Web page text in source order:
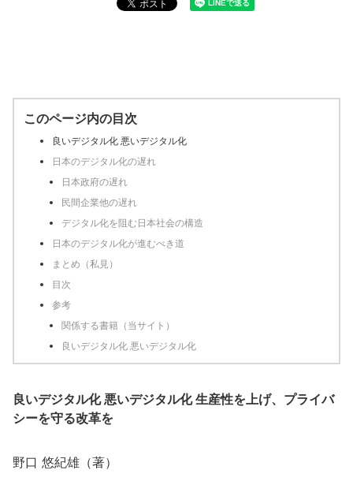
このページ内の目次
良いデジタル化 悪いデジタル化
日本のデジタル化の遅れ
日本政府の遅れ
民間企業他の遅れ
デジタル化を阻む日本社会の構造
日本のデジタル化が進むべき道
まとめ（私見）
目次
参考
関係する書籍（当サイト）
良いデジタル化 悪いデジタル化
良いデジタル化 悪いデジタル化 生産性を上げ、プライバ
シーを守る改革を
野口 悠紀雄（著）